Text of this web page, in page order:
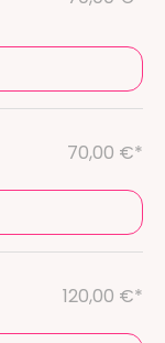
70,00 €*
120,00 €*